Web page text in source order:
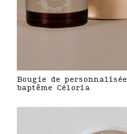
Bougie de
baptême Céloria